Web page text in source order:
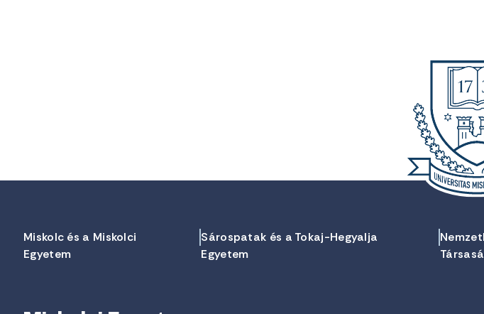
Miskolc és a Miskolci
Egyetem
Sárospatak és a Tokaj-Hegyalja
Egyetem